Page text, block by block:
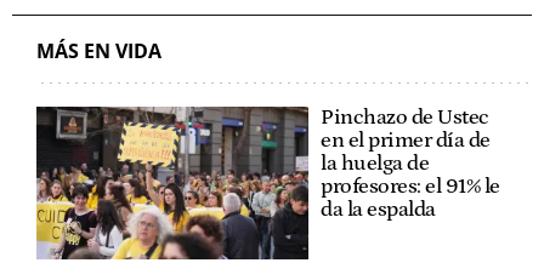
MÁS EN VIDA
Pinchazo de Ustec
en el primer día de
la huelga de
profesores: el 91% le
da la espalda